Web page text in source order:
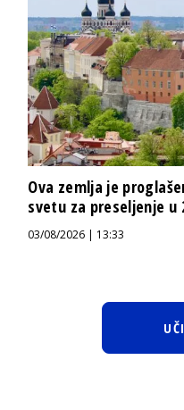
Ova zemlja je
svetu za preseljenje u
03/08/2026 | 13:33